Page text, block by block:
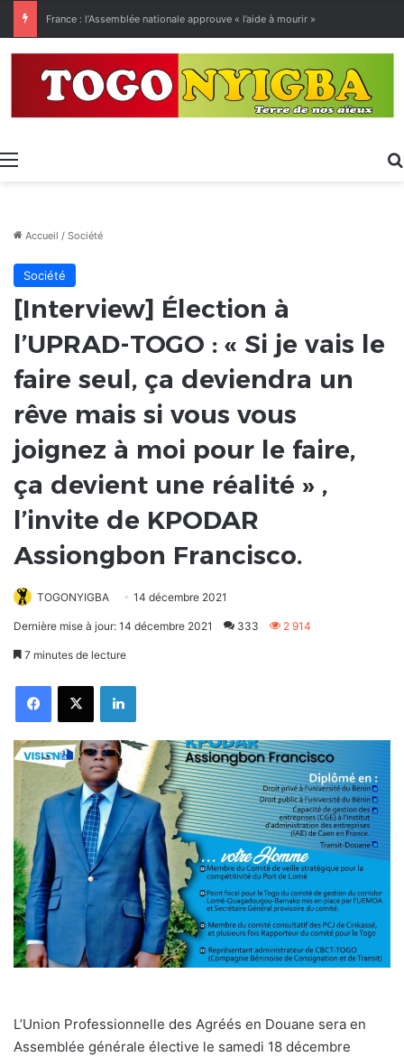
Menu
Accueil / Société
Société
[Interview] Élection à
l’UPRAD-TOGO : « Si je vais le
faire seul, ça deviendra un
rêve mais si vous vous
joignez à moi pour le faire,
ça devient une réalité » ,
l’invite de KPODAR
Assiongbon Francisco.
TOGONYIGBA 14 décembre 2021
Dernière mise à jour: 14 décembre 2021 333 2 914
7 minutes de lecture
FacebookX Linkedin
L’Union Professionnelle des Agréés en Douane sera en
Assemblée générale élective le samedi 18 décembre